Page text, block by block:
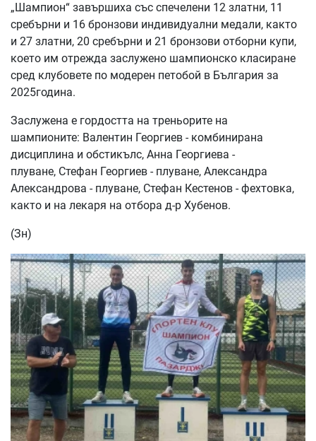
„Шампион“ завършиха със спечелени 12 златни, 11
сребърни и 16 бронзови индивидуални медали, както
и 27 златни, 20 сребърни и 21 бронзови отборни купи,
което им отрежда заслужено шампионско класиране
сред клубовете по модерен петобой в България за
2025година.
Заслужена е гордостта на треньорите на
шампионите: Валентин Георгиев - комбинирана
дисциплина и обстикълс, Анна Георгиева -
плуване, Стефан Георгиев - плуване, Александра
Александрова - плуване, Стефан Кестенов - фехтовка,
както и на лекаря на отбора д-р Хубенов.
(Зн)